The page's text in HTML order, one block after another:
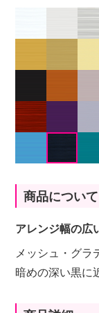
商品について
アレンジ幅の広
メッシュ・グラ
暗めの深い黒に